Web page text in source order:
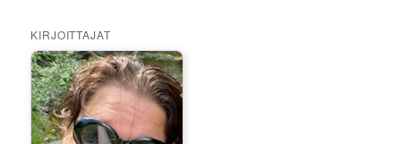
KIRJOITTAJAT